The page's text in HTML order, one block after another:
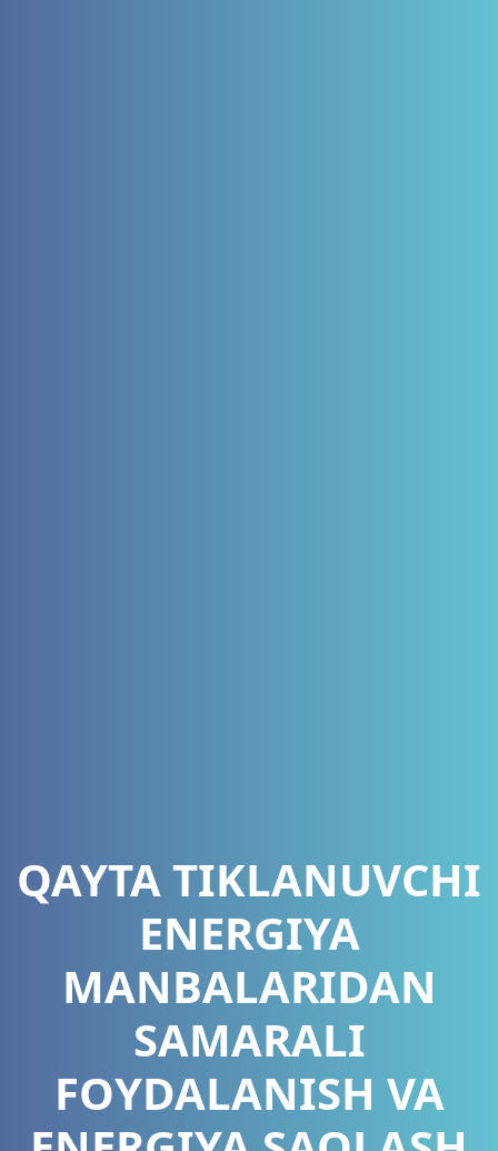
QAYTA TIKLANUVCHI
ENERGIYA
MANBALARIDAN
SAMARALI
FOYDALANISH VA